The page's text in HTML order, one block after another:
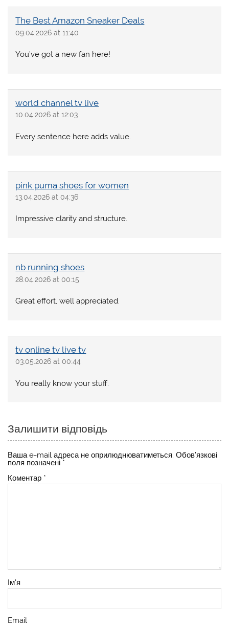
The Best Amazon Sneaker Deals
09.04.2026 at 11:40
You’ve got a new fan here!
world channel tv live
10.04.2026 at 12:03
Every sentence here adds value.
pink puma shoes for women
13.04.2026 at 04:36
Impressive clarity and structure.
nb running shoes
28.04.2026 at 00:15
Great effort, well appreciated.
tv online tv live tv
03.05.2026 at 00:44
You really know your stuff.
Залишити відповідь
Ваша e-mail адреса не оприлюднюватиметься. Обов’язкові
поля позначені *
Коментар *
Ім'я
Email